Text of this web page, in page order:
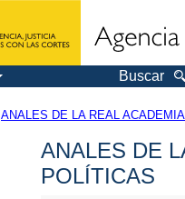
Buscar
ANALES DE LA REAL
ANALES DE
POLÍTICAS